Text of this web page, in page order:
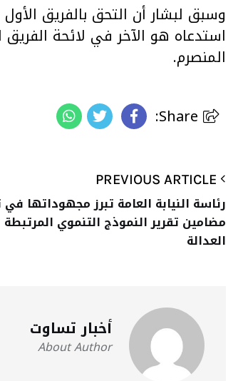
وسبق لبشار أن التحق بالفريق
استدعاه هو الآخر في لائحة
المنصرم.
رئاسة النيابة العامة تبرز مجهوداتها في
مضامين تقرير النموذج التنموي
العدالة
أخبار تساوت
About Author